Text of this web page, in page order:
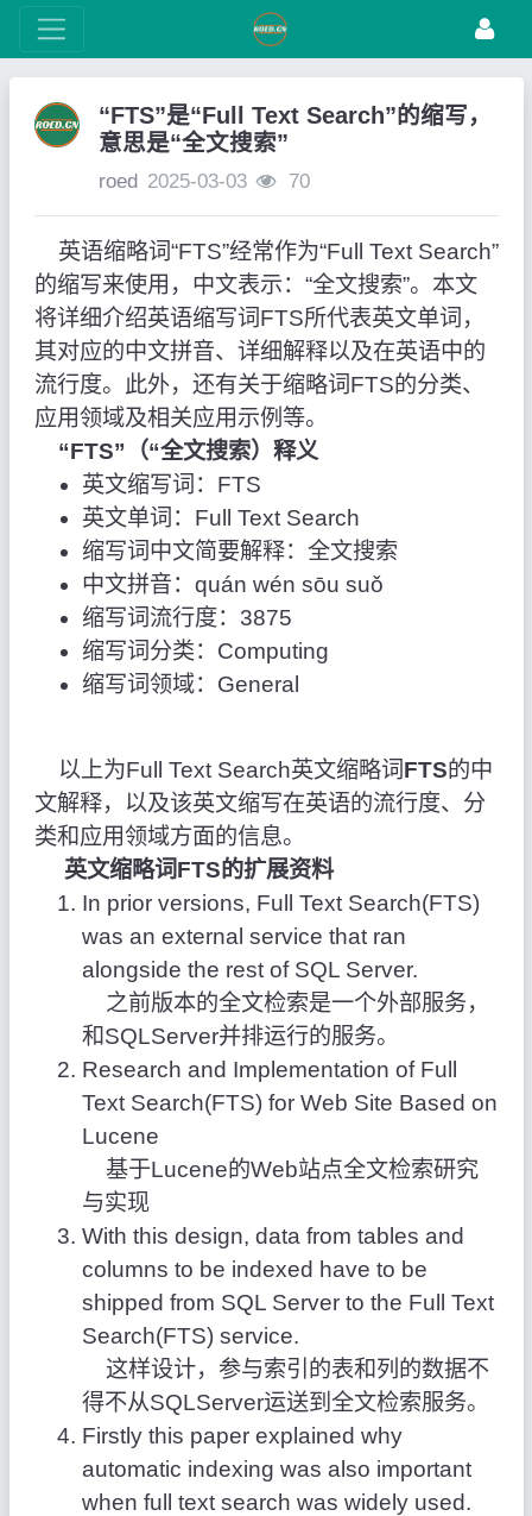
“FTS”是“Full Text Search”的缩写，
意思是“全文搜索”
roed 2025-03-03 70
英语缩略词“FTS”经常作为“Full Text Search”
的缩写来使用，中文表示：“全文搜索”。本文
将详细介绍英语缩写词FTS所代表英文单词，
其对应的中文拼音、详细解释以及在英语中的
流行度。此外，还有关于缩略词FTS的分类、
应用领域及相关应用示例等。
“FTS”（“全文搜索）释义
英文缩写词：FTS
英文单词：Full Text Search
缩写词中文简要解释：全文搜索
中文拼音：quán wén sōu suǒ
缩写词流行度：3875
缩写词分类：Computing
缩写词领域：General
以上为Full Text Search英文缩略词 FTS的中
文解释，以及该英文缩写在英语的流行度、分
类和应用领域方面的信息。
英文缩略词FTS的扩展资料
In prior versions, Full Text Search(FTS)
was an external service that ran
alongside the rest of SQL Server.
之前版本的全文检索是一个外部服务，
和SQLServer并排运行的服务。
Research and Implementation of Full
Text Search(FTS) for Web Site Based on
Lucene
基于Lucene的Web站点全文检索研究
与实现
With this design, data from tables and
columns to be indexed have to be
shipped from SQL Server to the Full Text
Search(FTS) service.
这样设计，参与索引的表和列的数据不
得不从SQLServer运送到全文检索服务。
Firstly this paper explained why
automatic indexing was also important
when full text search was widely used.